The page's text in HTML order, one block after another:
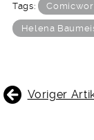
Tags:
Helena
Voriger